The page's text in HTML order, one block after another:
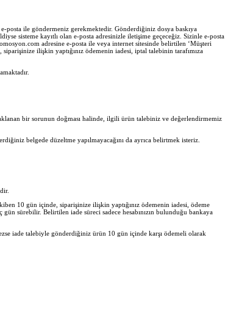
posta ile göndermeniz gerekmektedir. Gönderdiğiniz dosya baskıya
sisteme kayıtlı olan e-posta adresinizle iletişime geçeceğiz. Sizinle e-posta
adresine e-posta ile veya internet sitesinde belirtilen ‘Müşteri
ilişkin yaptığınız ödemenin iadesi, iptal talebinin tarafımıza
bir sorunun doğması halinde, ilgili ürün talebiniz ve değerlendirmemiz
belgede düzeltme yapılmayacağını da ayrıca belirtmek isteriz.
10 gün içinde, siparişinize ilişkin yaptığınız ödemenin iadesi, ödeme
gün sürebilir. Belirtilen iade süreci sadece hesabınızın bulunduğu bankaya
iade talebiyle gönderdiğiniz ürün 10 gün içinde karşı ödemeli olarak